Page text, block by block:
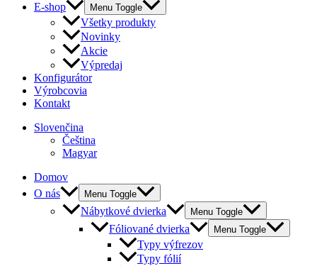
E-shop
Menu Toggle
Všetky produkty
Novinky
Akcie
Výpredaj
Konfigurátor
Výrobcovia
Kontakt
Slovenčina
Čeština
Magyar
Domov
O nás
Menu Toggle
Nábytkové dvierka Menu Toggle
Fóliované dvierka Menu Toggle
Typy výfrezov
Typy fólií